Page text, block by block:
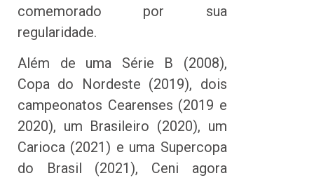
comemorado por sua
regularidade.
Além de uma Série B (2008),
Copa do Nordeste (2019), dois
campeonatos Cearenses (2019 e
2020), um Brasileiro (2020), um
Carioca (2021) e uma Supercopa
do Brasil (2021), Ceni agora